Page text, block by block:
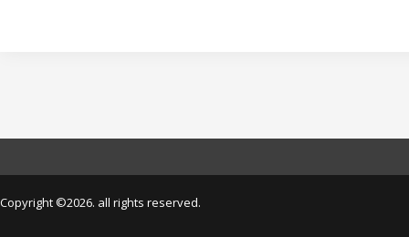
Copyright ©2026. all rights reserved.